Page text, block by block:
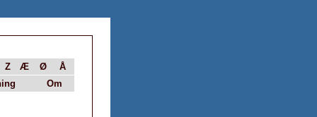
Z Æ Ø
Å
Om